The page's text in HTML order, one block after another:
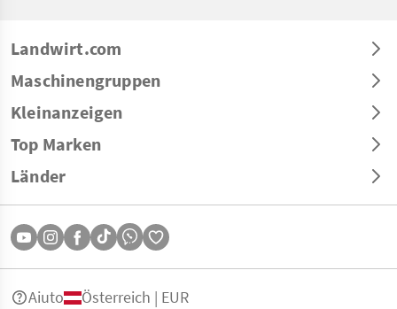
Landwirt.com
Maschinengruppen
Kleinanzeigen
Top Marken
Länder
Aiuto Österreich | EUR